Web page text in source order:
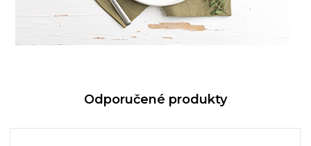
Odporučené produkty